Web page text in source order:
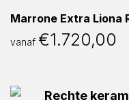
Marrone Extra Liona
vanaf €1.720,00